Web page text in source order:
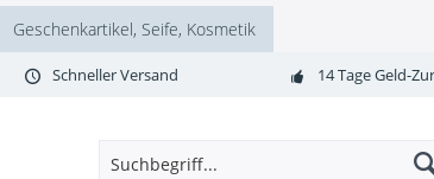
Geschenkartikel, Seife, Kosmetik
Schneller Versand 14 Tage Geld-